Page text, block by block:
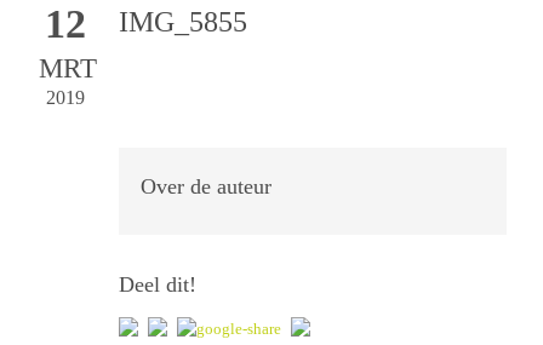
12
MRT
2019
IMG_5855
Over de auteur
Deel dit!